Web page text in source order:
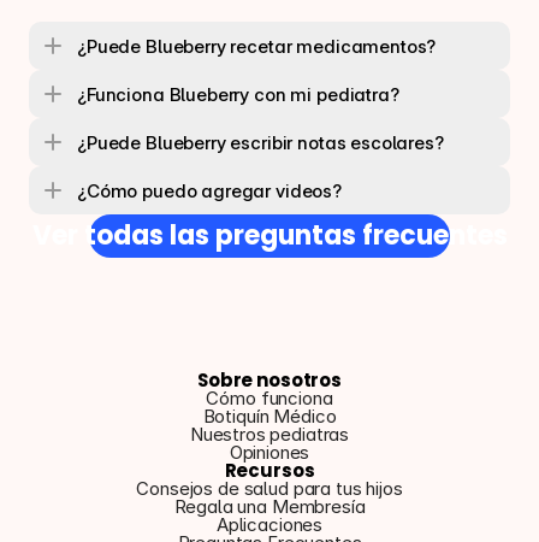
¿Puede Blueberry recetar medicamentos?
¿Funciona Blueberry con mi pediatra?
¿Puede Blueberry escribir notas escolares?
¿Cómo puedo agregar videos?
Ver todas las preguntas frecuentes
Sobre nosotros
Cómo funciona
Botiquín Médico
Nuestros pediatras
Opiniones
Recursos
Consejos de salud para tus hijos
Regala una Membresía
Aplicaciones